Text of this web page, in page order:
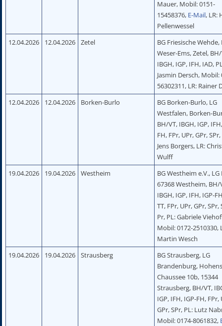
Mauer, Mobil: 0151-
15458376, E-Mail, LR:
Pellenwessel
12.04.2026
12.04.2026 Zetel
BG Friesische Wehde,
Weser-Ems, Zetel,
IBGH, IGP, IFH, IAD,
Jasmin Dersch, Mobil:
56302311, LR: Rainer
12.04.2026
12.04.2026 Borken-Burlo
BG Borken-Burlo, LG
Westfalen, Borken-
BH/VT, IBGH, IGP,
FH, FPr, UPr, GPr,
Jens Borgers, LR:
Wulff
19.04.2026
19.04.2026 Westheim
BG Westheim e.V., LG
67368 Westheim, BH/
IBGH, IGP, IFH, IGP-
TT, FPr, UPr, GPr, SPr,
Pr, PL: Gabriele
Mobil: 0172-2510330,
Martin Wesch
19.04.2026
19.04.2026 Strausberg
BG Strausberg, LG
Brandenburg,
Chaussee 10b, 15344
Strausberg, BH/VT,
IGP, IFH, IGP-FH, FPr,
GPr, SPr, PL: Lutz
Mobil: 0174-8061832,